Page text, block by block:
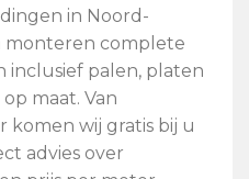
in Noord-
monteren complete
palen, platen
maat. Van
komen wij gratis bij u
advies over